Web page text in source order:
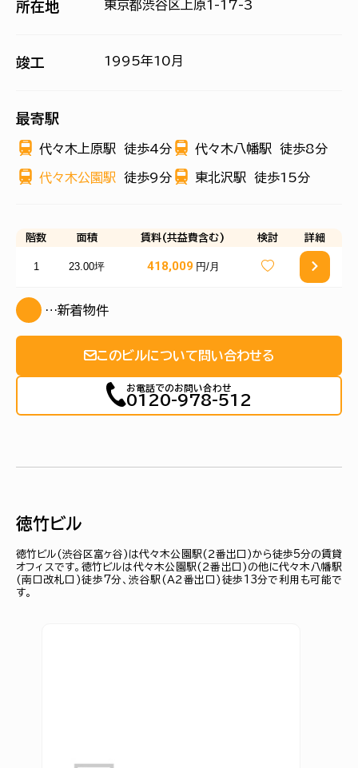
所在地 東京都渋谷区上原1-17-3
竣工 1995年10月
最寄駅
代々木上原駅 徒歩4分 代々木八幡駅 徒歩8分
代々木公園駅 徒歩9分 東北沢駅 徒歩15分
階数 面積 賃料(共益費含む) 検討 詳細
1 23.00坪 418,009 円/月
…新着物件
このビルについて問い合わせる
お電話でのお問い合わせ
0120-978-512
徳竹ビル
徳竹ビル(渋谷区富ヶ谷)は代々木公園駅(２番出口)から徒歩5分の賃貸
オフィスです。徳竹ビルは代々木公園駅(２番出口)の他に代々木八幡駅
(南口改札口)徒歩7分、渋谷駅(Ａ２番出口)徒歩13分で利用も可能で
す。